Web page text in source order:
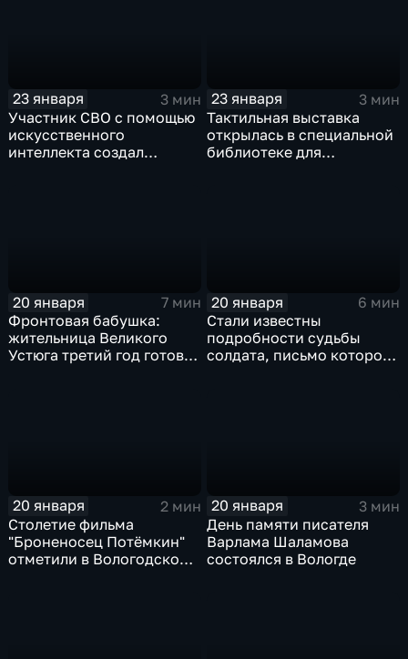
23 января
3 мин
Участник СВО с помощью
искусственного
интеллекта создал
23 января
3 мин
Тактильная выставка
открылась в специальной
библиотеке для
20 января
7 мин
Фронтовая бабушка:
жительница Великого
Устюга третий год готовит
20 января
6 мин
Стали известны
подробности судьбы
солдата, письмо которого
20 января
2 мин
Столетие фильма
"Броненосец Потёмкин"
отметили в Вологодской
20 января
3 мин
День памяти писателя
Варлама Шаламова
состоялся в Вологде